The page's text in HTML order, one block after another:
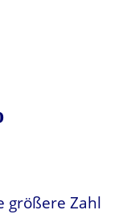
größere Zahl